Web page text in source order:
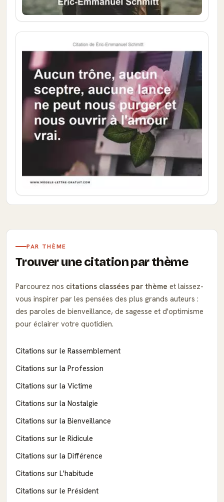
PAR THÈME
Trouver une citation par thème
Parcourez nos citations classées par thème et laissez-
vous inspirer par les pensées des plus grands auteurs :
des paroles de bienveillance, de sagesse et d'optimisme
pour éclairer votre quotidien.
Citations sur le Rassemblement
Citations sur la Profession
Citations sur la Victime
Citations sur la Nostalgie
Citations sur la Bienveillance
Citations sur le Ridicule
Citations sur la Différence
Citations sur L'habitude
Citations sur le Président